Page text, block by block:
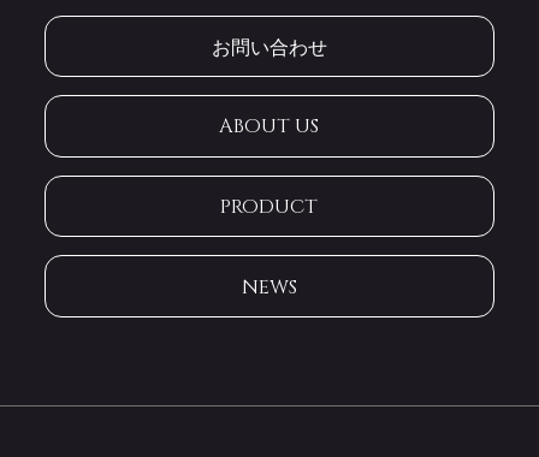
お問い合わせ
ABOUT US
PRODUCT
NEWS